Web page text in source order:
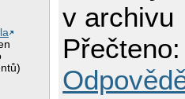
v archivu